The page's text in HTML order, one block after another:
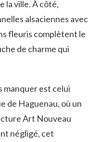
la ville. À côté,
alsaciennes avec
fleuris complètent le
de charme qui
manquer est celui
de Haguenau, où un
Art Nouveau
négligé, cet